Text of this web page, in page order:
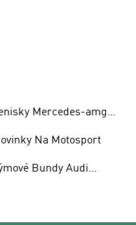
Mercedes-amg
Na Motosport
Bundy Audi